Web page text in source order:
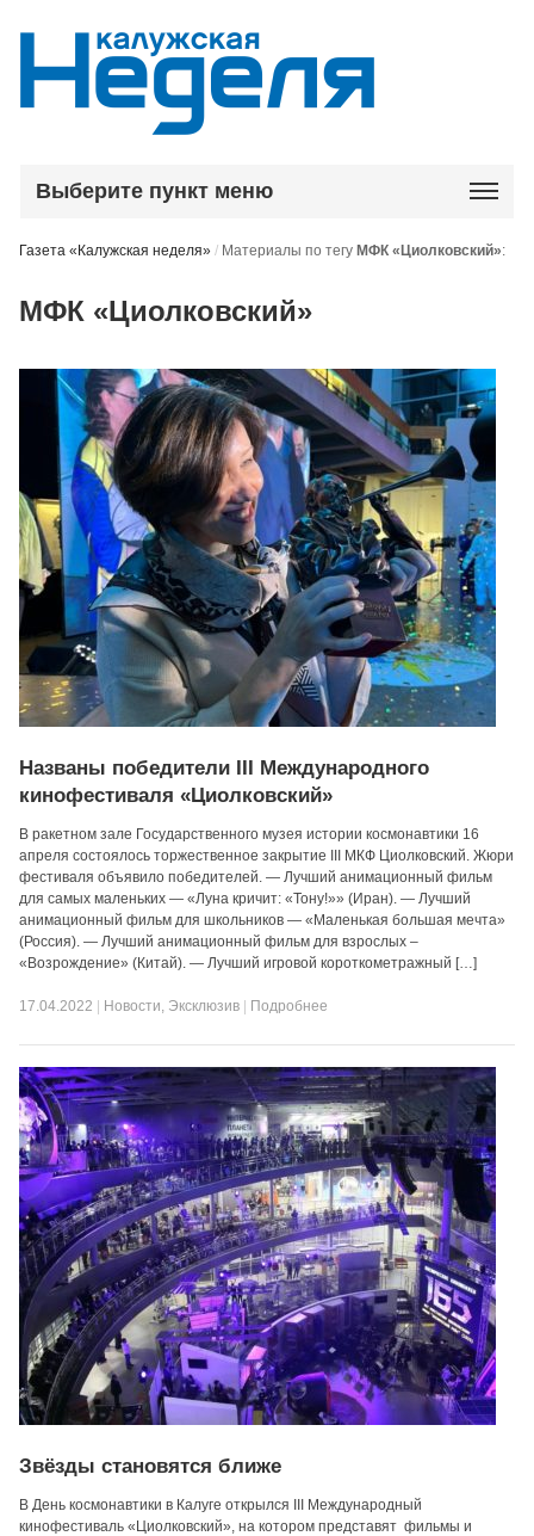
Выберите пункт меню
Газета «Калужская неделя» / Материалы по тегу МФК «Циолковский»:
МФК «Циолковский»
Названы победители III Международного
кинофестиваля «Циолковский»
В ракетном зале Государственного музея истории космонавтики 16
апреля состоялось торжественное закрытие III МКФ Циолковский. Жюри
фестиваля объявило победителей. — Лучший анимационный фильм
для самых маленьких — «Луна кричит: «Тону!»» (Иран). — Лучший
анимационный фильм для школьников — «Маленькая большая мечта»
(Россия). — Лучший анимационный фильм для взрослых –
«Возрождение» (Китай). — Лучший игровой короткометражный […]
17.04.2022 Новости, Эксклюзив Подробнее
Звёзды становятся ближе
В День космонавтики в Калуге открылся III Международный
кинофестиваль «Циолковский», на котором представят фильмы и